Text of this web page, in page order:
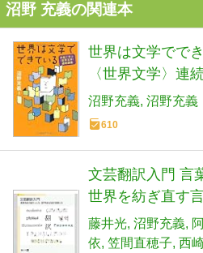
沼野 充義の関連本
世界は文学でで
〈世界文学〉連
沼野充義 沼野充義
610
文芸翻訳入門 言
世界を紡ぎ直す
Book)
藤井光 沼野充義
依 笠間直穂子 西